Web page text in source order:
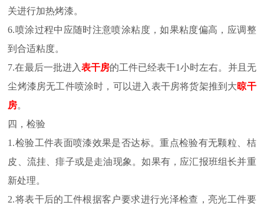
关进行加热烤漆。
6.喷涂过程中应随时注意喷涂粘度，如果粘度偏高，应调整
到合适粘度。
7.在最后一批进入表干房的工件已经表干1小时左右。并且无
尘烤漆房无工件喷涂时，可以进入表干房将货架推到大晾干
房。
四，检验
1.检验工件表面喷漆效果是否达标。重点检验有无颗粒、桔
皮、流挂、痱子或是走油现象。如果有，应汇报班组长并重
新处理。
2.将表干后的工件根据客户要求进行光泽检查，亮光工件要